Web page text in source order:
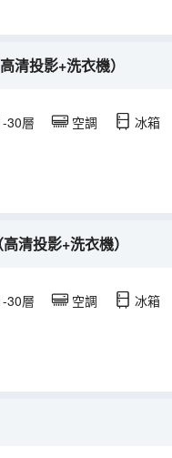
清投影+洗衣機）
30層 空調 冰箱
清投影+洗衣機）
30層 空調 冰箱